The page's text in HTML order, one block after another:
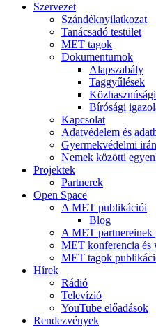
Szervezet
Szándéknyilatkozat
Tanácsadó testület
MET tagok
Dokumentumok
Alapszabály
Taggyűlések
Bírósági
Kapcsolat
Adatvédelem és
Gyermekvédelmi
Nemek közötti
Projektek
Partnerek
Open Space
A MET publikációi
Blog
A MET partnereinek
MET konferencia
MET tagok
Hírek
Rádió
Televízió
YouTube előadások
Rendezvények